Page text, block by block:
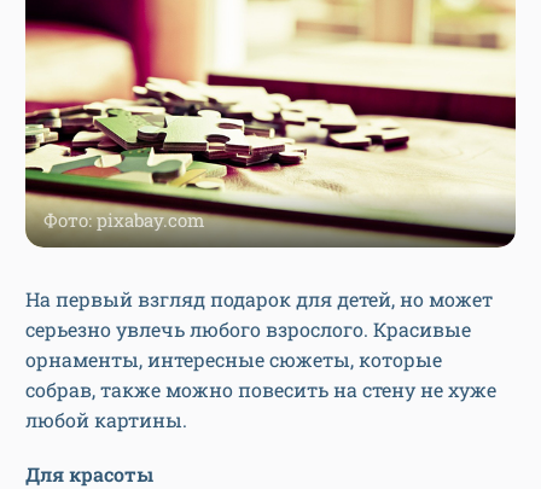
Фото: pixabay.com
На первый взгляд подарок для детей, но может
серьезно увлечь любого взрослого. Красивые
орнаменты, интересные сюжеты, которые
собрав, также можно повесить на стену не хуже
любой картины.
Для красоты